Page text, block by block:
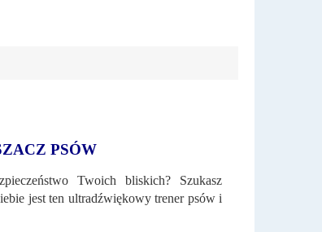
PSÓW
Twoich bliskich? Szukasz
jest ten ultradźwiękowy trener psów i